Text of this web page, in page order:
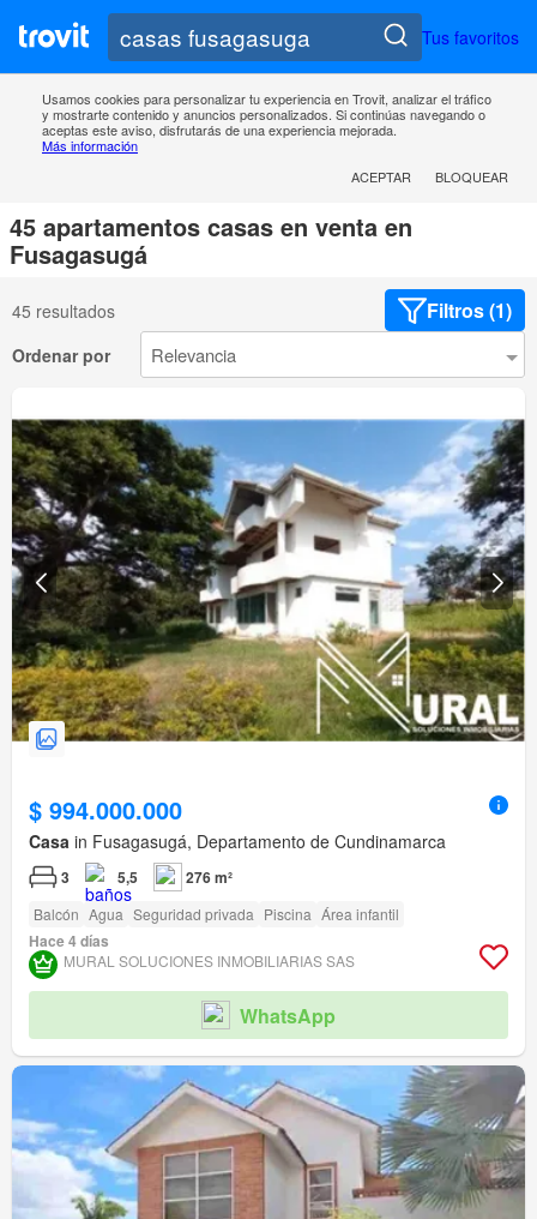
Tus favoritos
Usamos cookies para personalizar tu experiencia en Trovit, analizar el tráfico
y mostrarte contenido y anuncios personalizados. Si continúas navegando o
aceptas este aviso, disfrutarás de una experiencia mejorada.
Más información
ACEPTAR
BLOQUEAR
45 apartamentos casas en venta en
Fusagasugá
45 resultados Filtros (1)
Ordenar por
$ 994.000.000
Casa in Fusagasugá, Departamento de Cundinamarca
3 5,5 276 m²
Balcón Agua Seguridad privada Piscina Área infantil
Hace 4 días
MURAL SOLUCIONES INMOBILIARIAS SAS
WhatsApp